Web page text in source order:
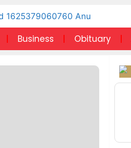
Business Obituary